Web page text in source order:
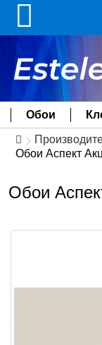
Обои
Обои Аспект
Обои